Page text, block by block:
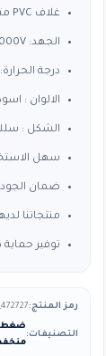
غلاف PVC متين ومرن مقاوم للحرائق
الجهد: 600V-1000V
درجة الحرارة: -15 درجة مئوية إلى 90 درجة
الالوان :
الشكل :
سهل
ضمان
منتجاتنا
توفير حماية
رمز المنتج:
التصنيفات:
ضغط